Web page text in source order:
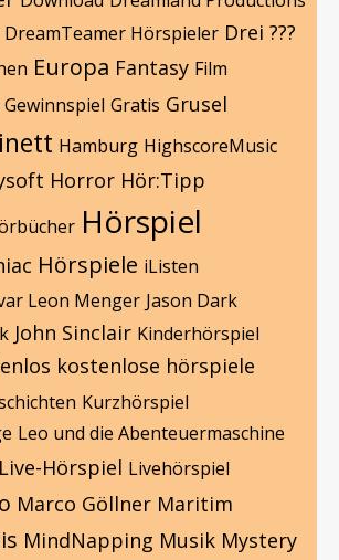
DreamTeamer Hörspieler Drei ???
Europa Fantasy Film
Gewinnspiel Gratis Grusel
Hamburg HighscoreMusic
Horror Hör:Tipp
Hörspiel
Hörspiele iListen
Leon Menger Jason Dark
John Sinclair Kinderhörspiel
kostenlose hörspiele
Kurzhörspiel
Leo und die Abenteuermaschine
Live-Hörspiel Livehörspiel
Marco Göllner Maritim
MindNapping Musik Mystery